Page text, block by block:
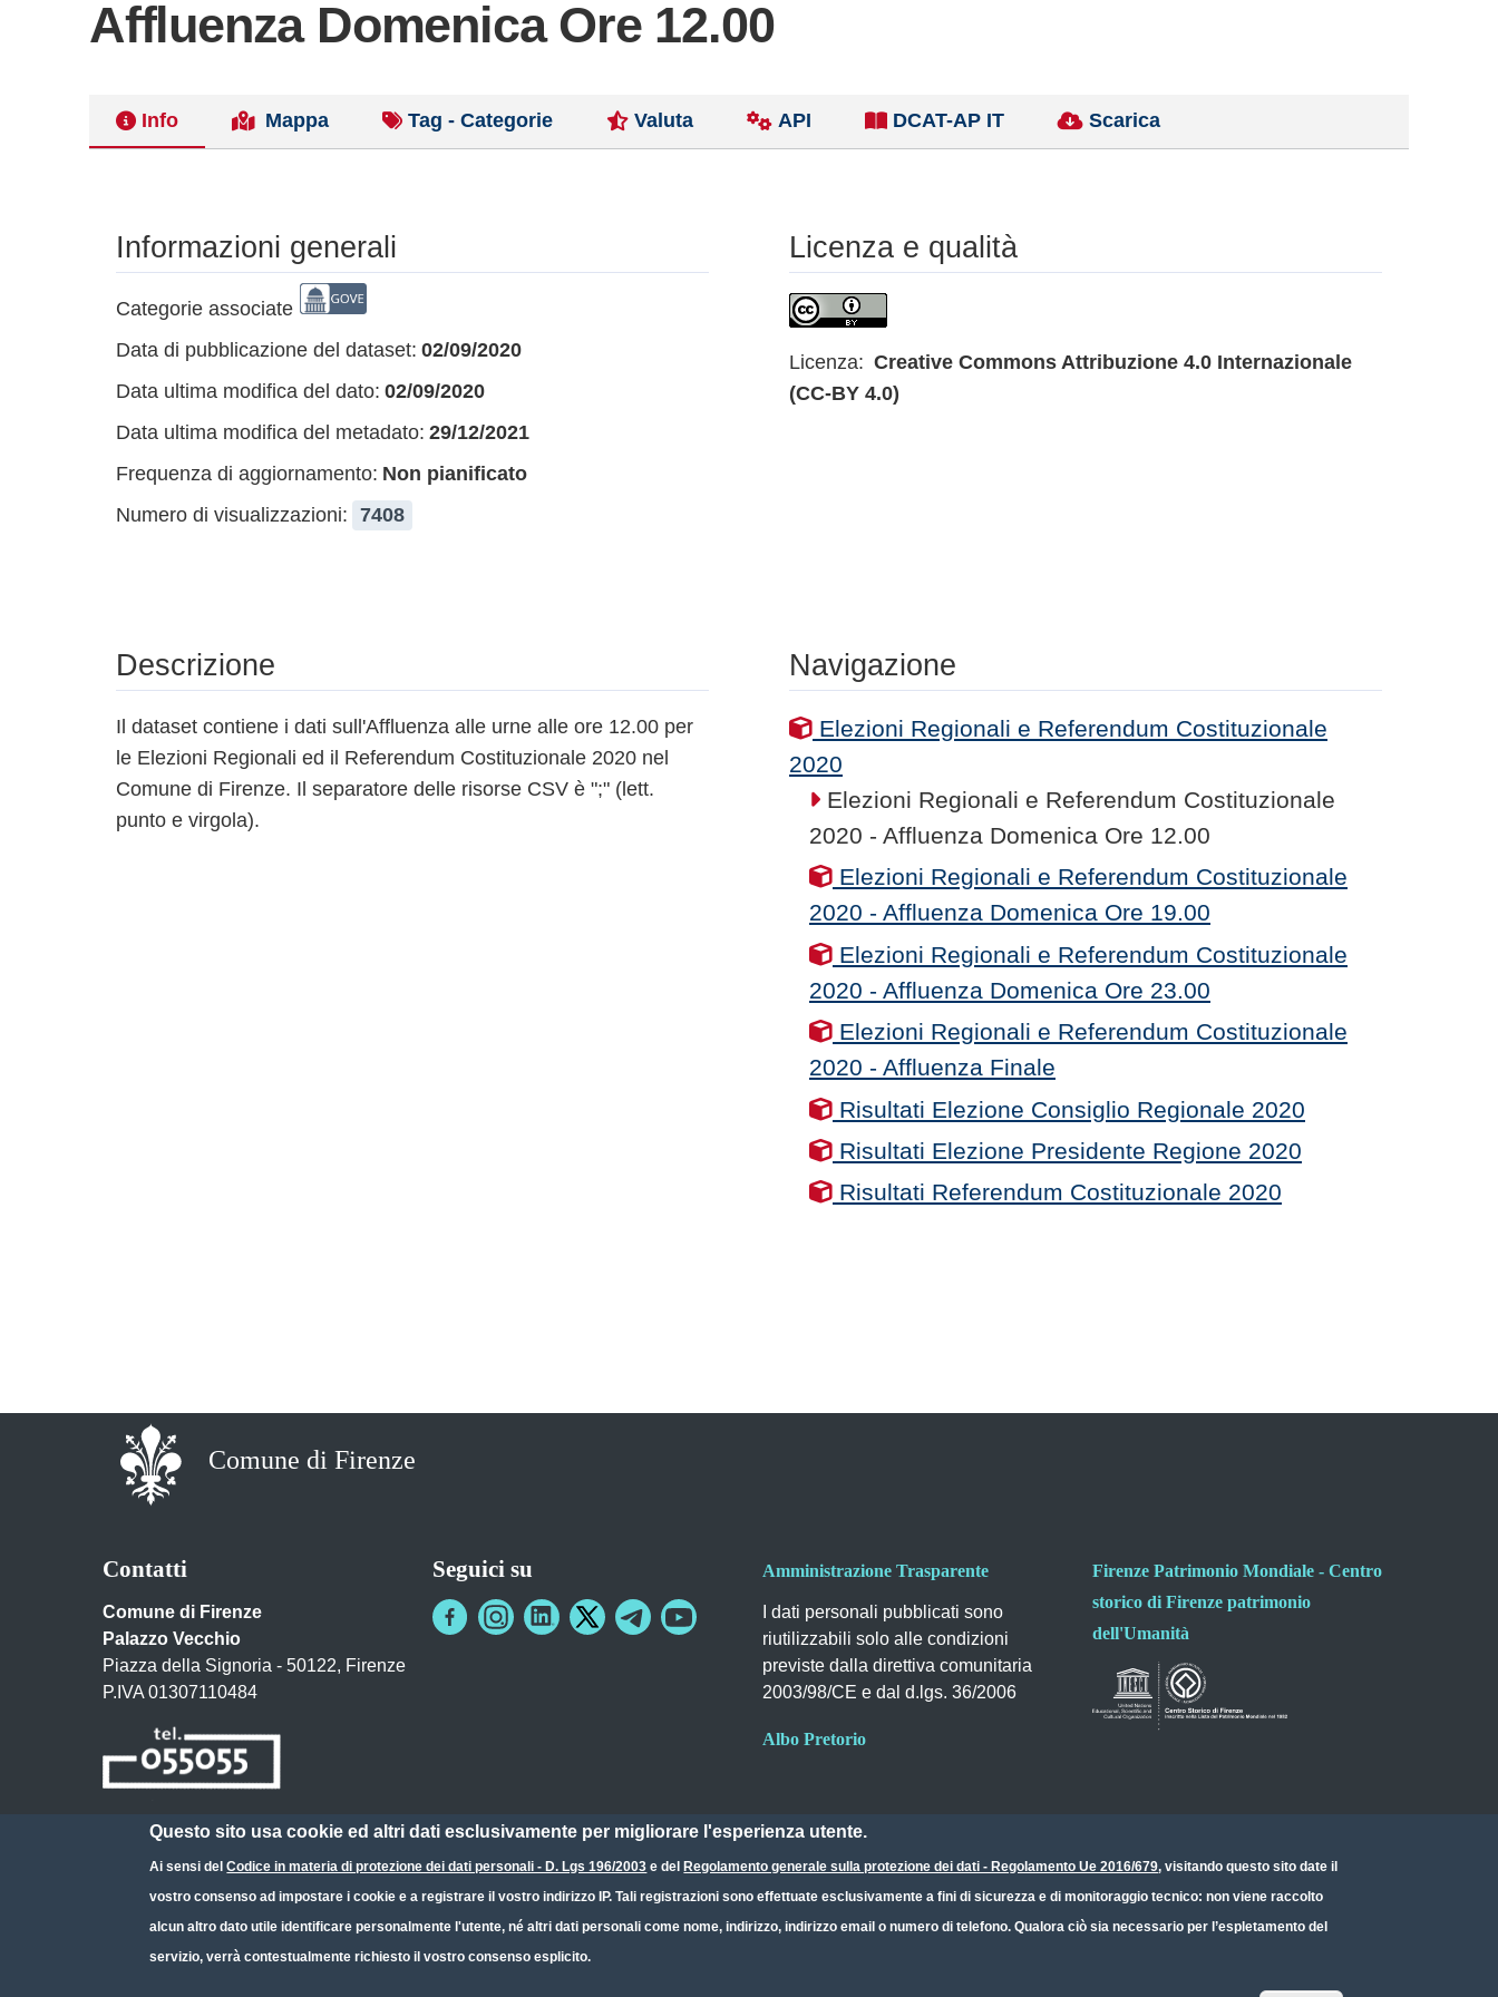
Affluenza Domenica Ore 12.00
Info Mappa Tag - Categorie Valuta API DCAT-AP IT Scarica
Informazioni generali
Categorie associate
Data di pubblicazione del dataset: 02/09/2020
Data ultima modifica del dato: 02/09/2020
Data ultima modifica del metadato: 29/12/2021
Frequenza di aggiornamento: Non pianificato
Numero di visualizzazioni: 7408
Licenza e qualità
Licenza: Creative Commons Attribuzione 4.0 Internazionale
(CC-BY 4.0)
Descrizione
Il dataset contiene i dati sull'Affluenza alle urne alle ore 12.00 per
le Elezioni Regionali ed il Referendum Costituzionale 2020 nel
Comune di Firenze. Il separatore delle risorse CSV è ";" (lett.
punto e virgola).
Navigazione
Elezioni Regionali e Referendum Costituzionale
2020
Elezioni Regionali e Referendum Costituzionale
2020 - Affluenza Domenica Ore 12.00
Elezioni Regionali e Referendum Costituzionale
2020 - Affluenza Domenica Ore 19.00
Elezioni Regionali e Referendum Costituzionale
2020 - Affluenza Domenica Ore 23.00
Elezioni Regionali e Referendum Costituzionale
2020 - Affluenza Finale
Risultati Elezione Consiglio Regionale 2020
Risultati Elezione Presidente Regione 2020
Risultati Referendum Costituzionale 2020
Comune di Firenze
Contatti
Comune di Firenze
Palazzo Vecchio
Piazza della Signoria - 50122, Firenze
P.IVA 01307110484
Posta Elettronica Certificata
Seguici su Amministrazione Trasparente
I dati personali pubblicati sono
riutilizzabili solo alle condizioni
previste dalla direttiva comunitaria
2003/98/CE e dal d.lgs. 36/2006
Albo Pretorio
Firenze Patrimonio Mondiale - Centro
storico di Firenze patrimonio
dell'Umanità
Small prints
Useful links section
Questo sito usa cookie ed altri dati esclusivamente per migliorare l'esperienza utente.
Ai sensi delCodice in materia di protezione dei dati personali - D. Lgs 196/2003 e del Regolamento generale sulla protezione dei dati - Regolamento Ue 2016/679, visitando questo sito date il
vostro consenso ad impostare i cookie e a registrare il vostro indirizzo IP. Tali registrazioni sono effettuate esclusivamente a fini di sicurezza e di monitoraggio tecnico: non viene raccolto
alcun altro dato utile identificare personalmente l'utente, né altri dati personali come nome, indirizzo, indirizzo email o numero di telefono. Qualora ciò sia necessario per l’espletamento del
servizio, verrà contestualmente richiesto il vostro consenso esplicito.